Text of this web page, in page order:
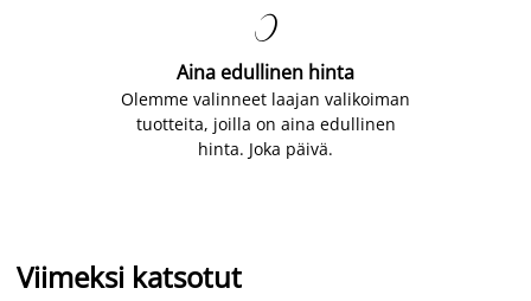

Aina edullinen hinta
Olemme valinneet laajan valikoiman
tuotteita, joilla on aina edullinen
hinta. Joka päivä.
Viimeksi katsotut